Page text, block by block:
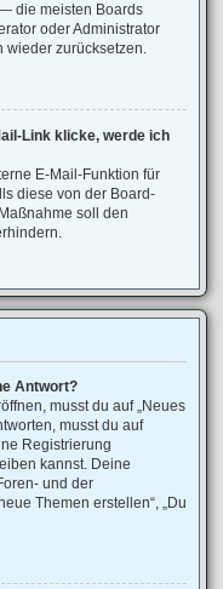
die meisten Boards
oder Administrator
wieder zurücksetzen.
Link klicke, werde ich
E-Mail-Funktion für
diese von der Board-
soll den
Antwort?
musst du auf „Neues
musst du auf
Registrierung
kannst. Deine
und der
Themen erstellen“, „Du